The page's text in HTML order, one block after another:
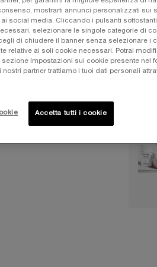
Una
mostrarti annunci personalizzati sui
social media. Cliccando i pulsanti
selezionare le singole categorie di
di chiudere il banner senza selezionare i
relative ai soli cookie necessari. Potrai
Impostazioni sui cookie presente nel
partner trattiamo i tuoi dati personali
Accetta tutti i cookie